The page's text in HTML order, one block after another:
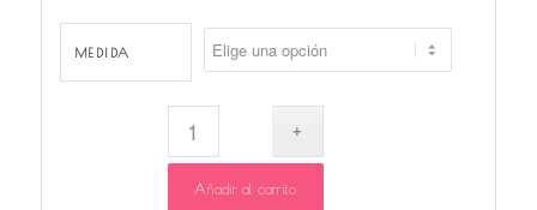
MEDIDA
Añadir al carrito